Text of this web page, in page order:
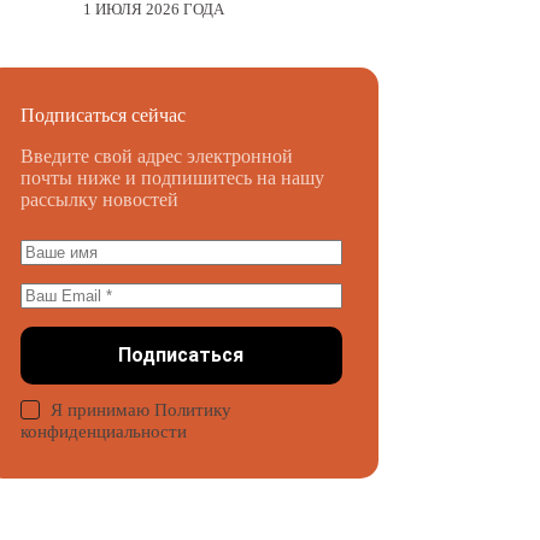
1 ИЮЛЯ 2026 ГОДА
Подписаться сейчас
Введите свой адрес электронной
почты ниже и подпишитесь на нашу
рассылку новостей
Подписаться
Я принимаю Политику
конфиденциальности